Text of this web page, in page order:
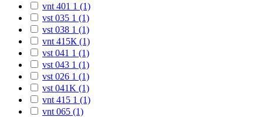
vnt 401 1 (1)
vst 035 1 (1)
vst 038 1 (1)
vnt 415К (1)
vst 041 1 (1)
vst 043 1 (1)
vst 026 1 (1)
vst 041K (1)
vnt 415 1 (1)
vnt 065 (1)